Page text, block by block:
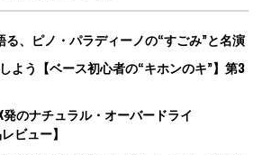
る、ピノ・パラディーノの“すごみ”と名演
よう【ベース初心者の“キホンのキ”】第3
発のナチュラル・オーバードライ
ビュー】